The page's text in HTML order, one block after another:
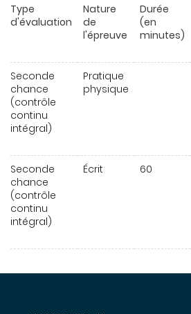
Type
d'évaluation
Nature
de
l'épreuve
Durée
(en
minutes)
Seconde
chance
(contrôle
continu
intégral)
Pratique
physique
Seconde
chance
(contrôle
continu
intégral)
Écrit 60